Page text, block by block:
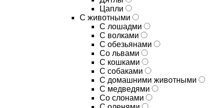
Цапли
С животными
С лошадми
С волками
С обезьянами
Со львами
С кошками
С собаками
С домашними животными
С медведями
Со слонами